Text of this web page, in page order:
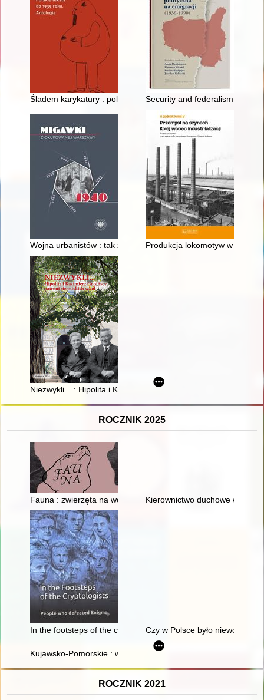
Śladem karykatury : polskie teksty do 1939 roku : antologia
Security and federalism in the
Wojna urbanistów : tak zwany plan Pabsta i polska
Produkcja lokomotyw w
Niezwykli... : Hipolita i Kazimierz Gnoińscy : patroni siennickich
ROCZNIK 2025
Fauna : zwierzęta na wojnie i ich ludzie = animals at war and
Kierownictwo duchowe w
In the footsteps of the cryptologists : people who defeated
Czy w Polsce było
Kujawsko-Pomorskie : wspólnie do przyszłości : z miłości do
ROCZNIK 2021